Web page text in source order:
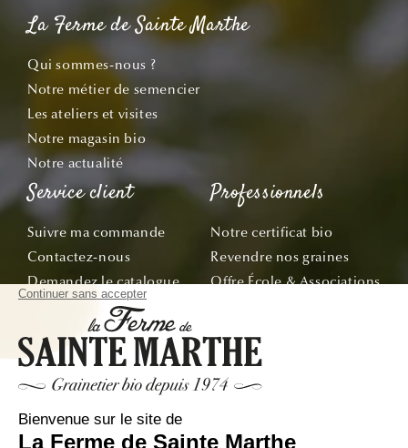
La Ferme de Sainte Marthe
Qui sommes-nous ?
Notre métier de semencier
Les ateliers et visites
Notre magasin bio
Notre actualité
Service client
Suivre ma commande
Contactez-nous
Demandez le catalogue
Bon de commande
Tous nos conseils
Professionnels
Notre certificat bio
Revendre nos graines
Offre École & Associations
Abonnez-vous